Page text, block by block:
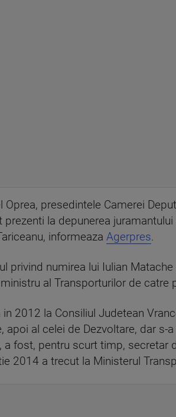
presedintele Camerei
la depunerea
informeaza Agerpres.
privind numirea lui Iulian
al Transporturilor de catre
2012 la Consiliul Judetean
al celei de Dezvoltare, dar s-
fost, pentru scurt timp, secretar
2014 a trecut la Ministerul